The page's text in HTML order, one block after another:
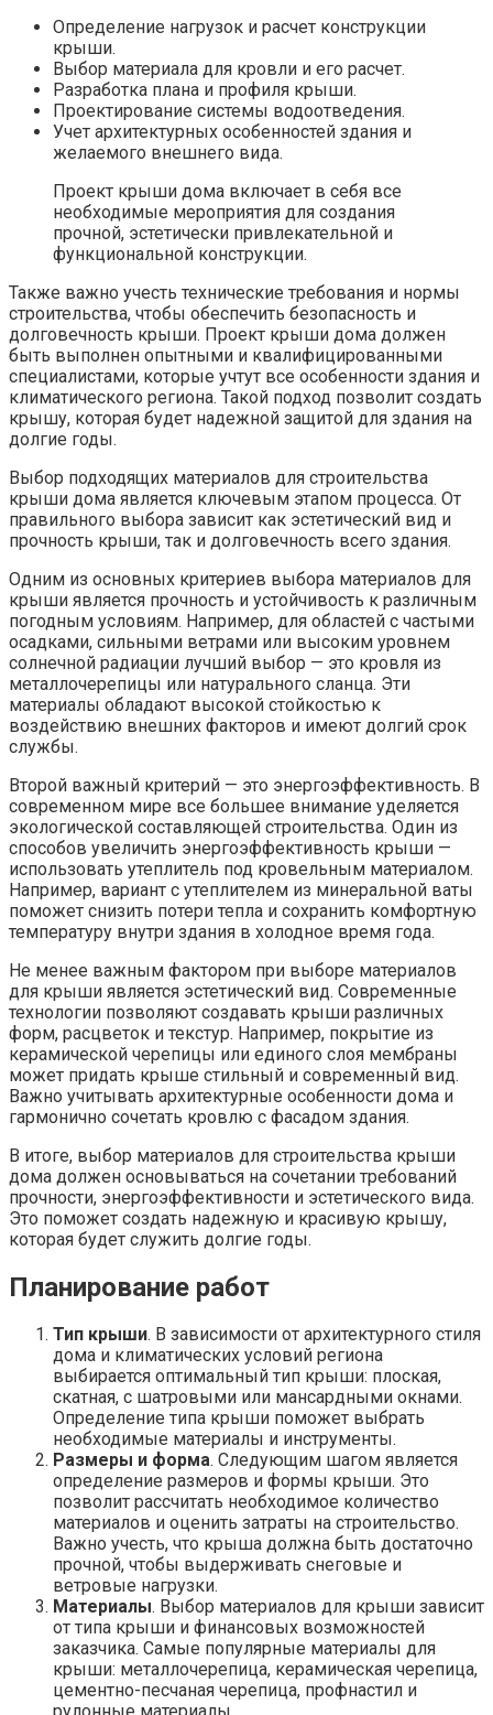
Определение нагрузок и расчет конструкции
крыши.
Выбор материала для кровли и его расчет.
Разработка плана и профиля крыши.
Проектирование системы водоотведения.
Учет архитектурных особенностей здания и
желаемого внешнего вида.
Проект крыши дома включает в себя все
необходимые мероприятия для создания
прочной, эстетически привлекательной и
функциональной конструкции.
Также важно учесть технические требования и нормы
строительства, чтобы обеспечить безопасность и
долговечность крыши. Проект крыши дома должен
быть выполнен опытными и квалифицированными
специалистами, которые учтут все особенности здания и
климатического региона. Такой подход позволит создать
крышу, которая будет надежной защитой для здания на
долгие годы.
Выбор подходящих материалов для строительства
крыши дома является ключевым этапом процесса. От
правильного выбора зависит как эстетический вид и
прочность крыши, так и долговечность всего здания.
Одним из основных критериев выбора материалов для
крыши является прочность и устойчивость к различным
погодным условиям. Например, для областей с частыми
осадками, сильными ветрами или высоким уровнем
солнечной радиации лучший выбор — это кровля из
металлочерепицы или натурального сланца. Эти
материалы обладают высокой стойкостью к
воздействию внешних факторов и имеют долгий срок
службы.
Второй важный критерий — это энергоэффективность. В
современном мире все большее внимание уделяется
экологической составляющей строительства. Один из
способов увеличить энергоэффективность крыши —
использовать утеплитель под кровельным материалом.
Например, вариант с утеплителем из минеральной ваты
поможет снизить потери тепла и сохранить комфортную
температуру внутри здания в холодное время года.
Не менее важным фактором при выборе материалов
для крыши является эстетический вид. Современные
технологии позволяют создавать крыши различных
форм, расцветок и текстур. Например, покрытие из
керамической черепицы или единого слоя мембраны
может придать крыше стильный и современный вид.
Важно учитывать архитектурные особенности дома и
гармонично сочетать кровлю с фасадом здания.
В итоге, выбор материалов для строительства крыши
дома должен основываться на сочетании требований
прочности, энергоэффективности и эстетического вида.
Это поможет создать надежную и красивую крышу,
которая будет служить долгие годы.
Планирование работ
Тип крыши. В зависимости от архитектурного стиля
дома и климатических условий региона
выбирается оптимальный тип крыши: плоская,
скатная, с шатровыми или мансардными окнами.
Определение типа крыши поможет выбрать
необходимые материалы и инструменты.
Размеры и форма. Следующим шагом является
определение размеров и формы крыши. Это
позволит рассчитать необходимое количество
материалов и оценить затраты на строительство.
Важно учесть, что крыша должна быть достаточно
прочной, чтобы выдерживать снеговые и
ветровые нагрузки.
Материалы. Выбор материалов для крыши зависит
от типа крыши и финансовых возможностей
заказчика. Самые популярные материалы для
крыши: металлочерепица, керамическая черепица,
цементно-песчаная черепица, профнастил и